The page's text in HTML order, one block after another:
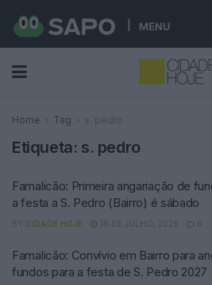
MENU
Home Tag s. pedro
Etiqueta: s. pedro
Famalicão: Primeira angariação de
a festa a S. Pedro (Bairro) é sábado
BY CIDADE HOJE 16 DE JULHO, 2026 0
Famalicão: Convívio em Bairro para
fundos para a festa de S. Pedro 2027